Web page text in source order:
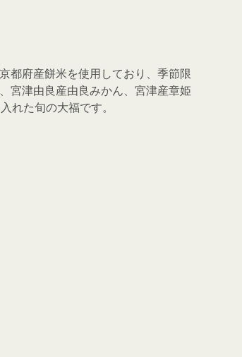
都府産餅米を使用しており、季節限
宮津由良産由良みかん、宮津産章姫
た旬の大福です。